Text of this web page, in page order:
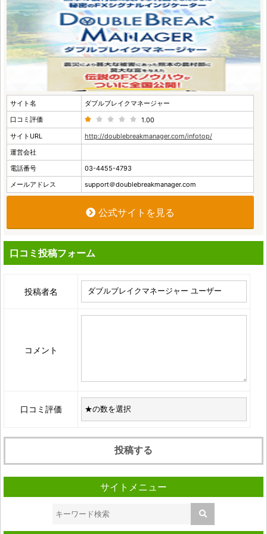
サイト名
ダブルブレイクマネージャー
口コミ評価
1.00
サイトURL
http://doublebreakmanager.com/infotop/
運営会社
電話番号
03-4455-4793
メールアドレス
support＠doublebreakmanager.com
公式サイトを見る
口コミ投稿フォーム
投稿者名
コメント
口コミ評価
サイトメニュー